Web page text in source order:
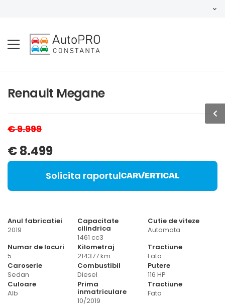
Renault Megane
€ 9.999
€ 8.499
Solicita raportul
Anul fabricatiei
2019
Capacitate
cilindrica
1461 cc3
Cutie de viteze
Automata
Numar de locuri
5
Kilometraj
214377 km
Tractiune
Fata
Caroserie
Sedan
Combustibil
Diesel
Putere
116 HP
Culoare
Alb
Prima
inmatriculare
10/2019
Tractiune
Fata